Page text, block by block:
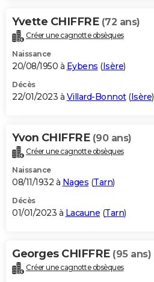
Yvette CHIFFRE (72 ans)
Créer une cagnotte obsèques
Naissance
20/08/1950 à Eybens (Isère)
Décès
22/01/2023 à Villard-Bonnot(Isère)
Yvon CHIFFRE (90 ans)
Créer une cagnotte obsèques
Naissance
08/11/1932 à Nages (Tarn)
Décès
01/01/2023 à Lacaune (Tarn)
Georges CHIFFRE (95 ans)
Créer une cagnotte obsèques